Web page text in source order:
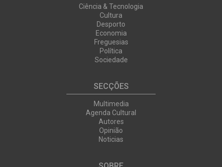
Ciência & Tecnologia
Cultura
Desporto
Economia
Freguesias
Política
Sociedade
SECÇÕES
Multimedia
Agenda Cultural
Autores
Opinião
Noticias